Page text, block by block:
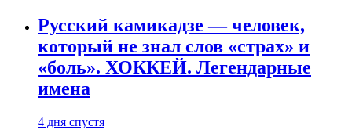
Русский камикадзе — человек,
который не знал слов «страх» и
«боль». ХОККЕЙ. Легендарные
имена
4 дня спустя